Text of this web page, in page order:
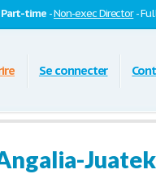
Part-time -Non-exec Director-
Se connecter